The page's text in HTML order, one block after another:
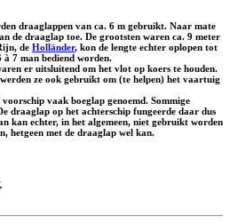
draaglappen van ca. 6 m gebruikt. Naar mate
de draaglap toe. De grootsten waren ca. 9 meter
de Holländer, kon de lengte echter oplopen tot
à 7 man bediend worden.
er uitsluitend om het vlot op koers te houden.
ze ook gebruikt om (te helpen) het vaartuig
voorschip vaak boeglap genoemd. Sommige
draaglap op het achterschip fungeerde daar dus
kan echter, in het algemeen, niet gebruikt worden
hetgeen met de draaglap wel kan.
.